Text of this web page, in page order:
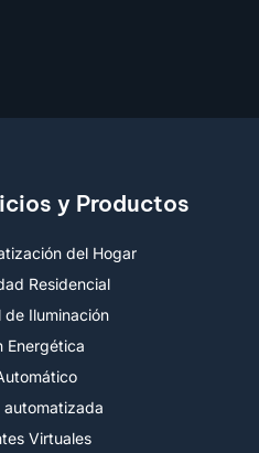
y Productos
del Hogar
Residencial
de Iluminación
Energética
automatizada
Virtuales